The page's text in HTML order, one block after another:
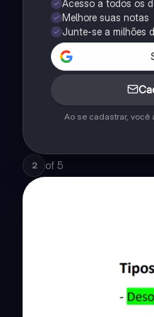
Acesso a todos os
Melhore suas notas
Junte-se a milhões
Ao se cadastrar, você
2 of 5